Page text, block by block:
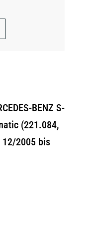
BENZ S-
(221.084,
12/2005 bis